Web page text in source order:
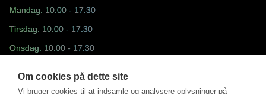
Mandag: 10.00 - 17.30
Tirsdag: 10.00 - 17.30
Onsdag: 10.00 - 17.30
Fredag: 10.30 - 17.30
Om cookies på dette site
Vi bruger cookies til at indsamle og analysere oplysninger på